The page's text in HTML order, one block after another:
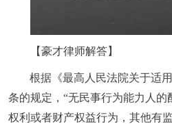
【豪才律师解答】
根据《最高人民法院关于适
条的规定， “无民事行为能力人的
权利或者财产权益行为，其他有